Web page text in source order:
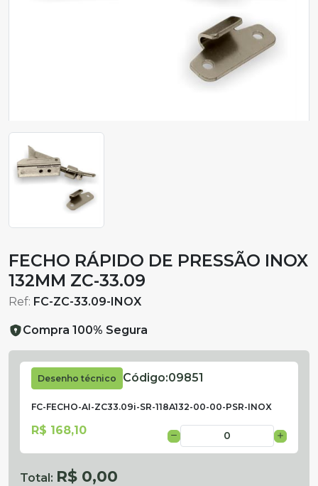
FECHO RÁPIDO DE PRESSÃO INOX
132MM ZC-33.09
Ref: FC-ZC-33.09-INOX
Compra 100% Segura
Desenho técnico Código:09851
FC-FECHO-AI-ZC33.09i-SR-118A132-00-00-PSR-INOX
R$ 168,10
Total: R$ 0,00